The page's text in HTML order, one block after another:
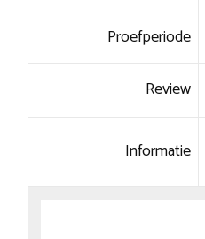
Proefperiode
Review
Informatie